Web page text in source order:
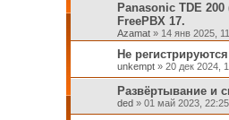
Panasonic TDE
FreePBX 17.
Azamat» 14 янв 2025,
Не
unkempt» 20 дек 2024,
Развёртывание и
ded » 01 май 2023, 22:25